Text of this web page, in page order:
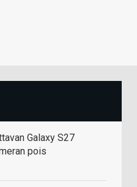
Galaxy S27
pois